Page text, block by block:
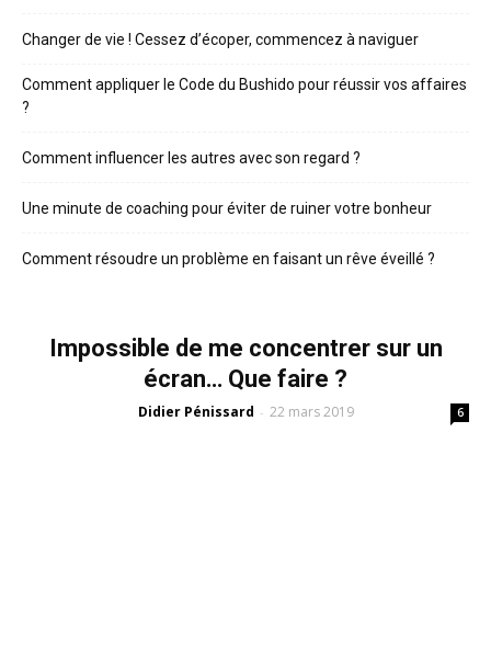
Changer de vie ! Cessez d’écoper, commencez à naviguer
Comment appliquer le Code du Bushido pour réussir vos affaires
?
Comment influencer les autres avec son regard ?
Une minute de coaching pour éviter de ruiner votre bonheur
Comment résoudre un problème en faisant un rêve éveillé ?
Impossible de me concentrer sur un
écran… Que faire ?
Didier Pénissard - 22 mars 2019 6